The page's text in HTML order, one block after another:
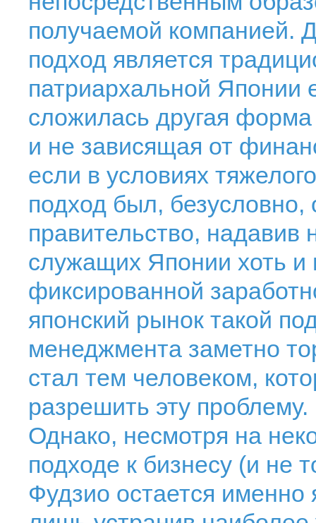
получаемой компанией.
подход является
патриархальной Японии
сложилась другая
и не зависящая от
если в условиях
подход был,
правительство, надавив
служащих Японии хоть и
фиксированной
японский рынок такой
менеджмента заметно
стал тем человеком,
разрешить эту проблему.
Однако, несмотря на
подходе к бизнесу (и не
Фудзио остается